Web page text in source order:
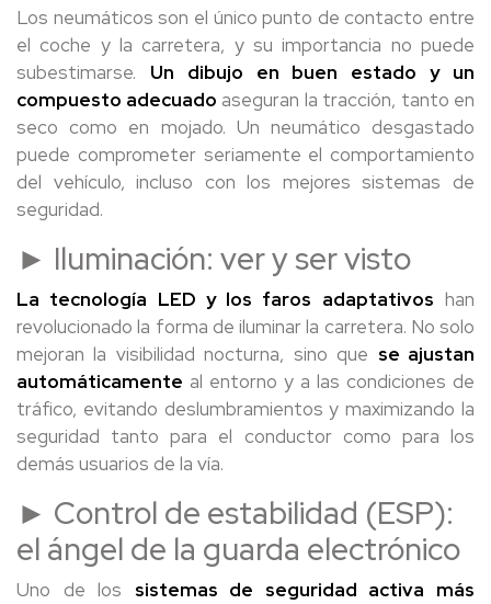
Los neumáticos son el único punto de contacto entre
el coche y la carretera, y su importancia no puede
subestimarse. Un dibujo en buen estado y un
compuesto adecuado aseguran la tracción, tanto en
seco como en mojado. Un neumático desgastado
puede comprometer seriamente el comportamiento
del vehículo, incluso con los mejores sistemas de
seguridad.
► Iluminación: ver y ser visto
La tecnología LED y los faros adaptativos han
revolucionado la forma de iluminar la carretera. No solo
mejoran la visibilidad nocturna, sino que se ajustan
automáticamente al entorno y a las condiciones de
tráfico, evitando deslumbramientos y maximizando la
seguridad tanto para el conductor como para los
demás usuarios de la vía.
► Control de estabilidad (ESP):
el ángel de la guarda electrónico
Uno de los sistemas de seguridad activa más